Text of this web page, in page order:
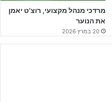
מרדכי מנהל מקצועי, רוצ'ט יאמן
את הנוער
20 במרץ 2026